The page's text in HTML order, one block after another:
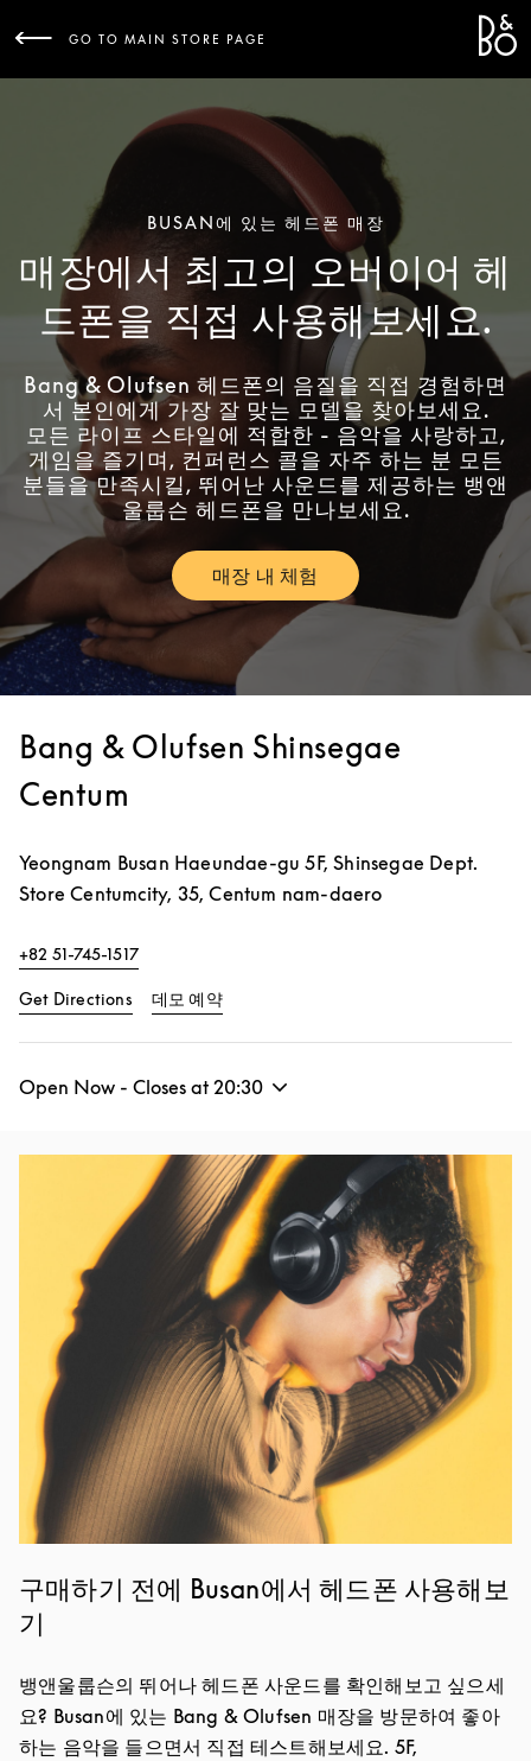
GO TO MAIN STORE PAGE
BUSAN에 있는 헤드폰 매장
매장에서 최고의 오버이어 헤
드폰을 직접 사용해보세요.
Bang & Olufsen 헤드폰의 음질을 직접 경험하면
서 본인에게 가장 잘 맞는 모델을 찾아보세요.
모든 라이프 스타일에 적합한 - 음악을 사랑하고,
게임을 즐기며, 컨퍼런스 콜을 자주 하는 분 모든
분들을 만족시킬, 뛰어난 사운드를 제공하는 뱅앤
울룹슨 헤드폰을 만나보세요.
매장 내 체험Link Opens in New Tab
Bang & Olufsen Shinsegae
Centum
Yeongnam Busan Haeundae-gu 5F, Shinsegae Dept.
Store Centumcity, 35, Centum nam-daero
+82 51-745-1517
Get DirectionsLink Opens in New Tab
데모 예약Link Opens in New Tab
Open Now - Closes at 20:30
구매하기 전에 Busan에서 헤드폰 사용해보
기
뱅앤울룹슨의 뛰어나 헤드폰 사운드를 확인해보고 싶으세
요? Busan에 있는 Bang & Olufsen 매장을 방문하여 좋아
하는 음악을 들으면서 직접 테스트해보세요. 5F,